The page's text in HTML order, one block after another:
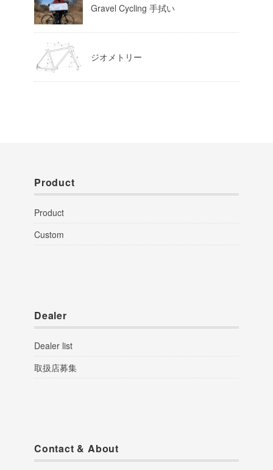
Gravel Cycling 手拭い
ジオメトリー
Product
Product
Custom
Dealer
Dealer list
取扱店募集
Contact & About